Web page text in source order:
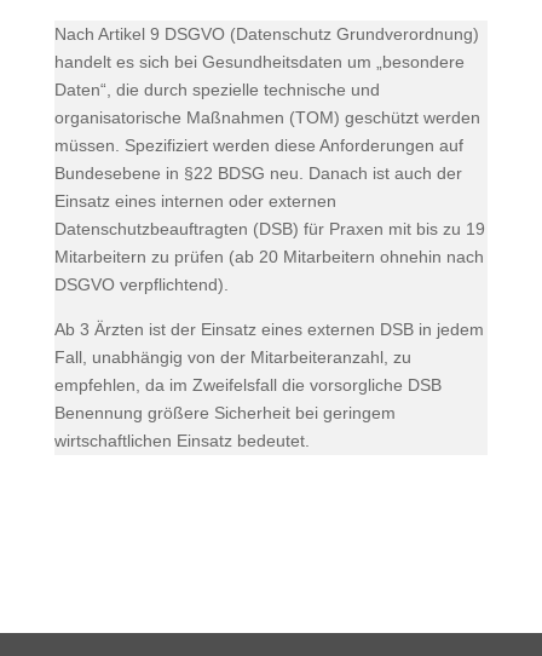
Nach Artikel 9 DSGVO (Datenschutz Grundverordnung)
handelt es sich bei Gesundheitsdaten um „besondere
Daten“, die durch spezielle technische und
organisatorische Maßnahmen (TOM) geschützt werden
müssen. Spezifiziert werden diese Anforderungen auf
Bundesebene in §22 BDSG neu. Danach ist auch der
Einsatz eines internen oder externen
Datenschutzbeauftragten (DSB) für Praxen mit bis zu 19
Mitarbeitern zu prüfen (ab 20 Mitarbeitern ohnehin nach
DSGVO verpflichtend).
Ab 3 Ärzten ist der Einsatz eines externen DSB in jedem
Fall, unabhängig von der Mitarbeiteranzahl, zu
empfehlen, da im Zweifelsfall die vorsorgliche DSB
Benennung größere Sicherheit bei geringem
wirtschaftlichen Einsatz bedeutet.